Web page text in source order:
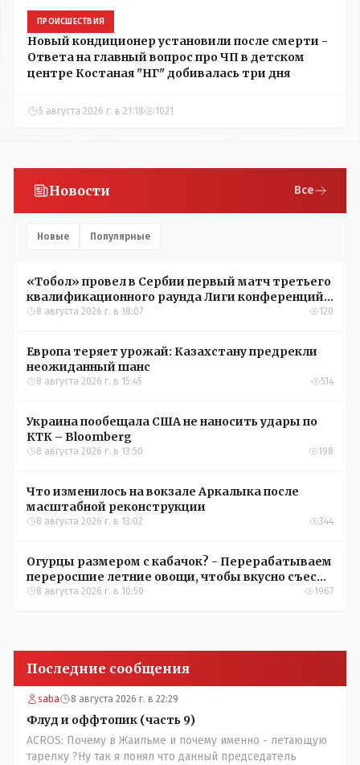
ПРОИСШЕСТВИЯ
Новый кондиционер установили после смерти -
Ответа на главный вопрос про ЧП в детском
центре Костаная "НГ" добивалась три дня
5 августа 2026 г. в 21:18 1021
Новости Все
Новые Популярные
«Тобол» провел в Сербии первый матч третьего
квалификационного раунда Лиги конференций
УЕФА
8 августа 2026 г. в 18:07 120
Европа теряет урожай: Казахстану предрекли
неожиданный шанс
8 августа 2026 г. в 15:45 514
Украина пообещала США не наносить удары по
КТК – Bloomberg
8 августа 2026 г. в 13:50 198
Что изменилось на вокзале Аркалыка после
масштабной реконструкции
8 августа 2026 г. в 13:02 344
Огурцы размером с кабачок? - Перерабатываем
переросшие летние овощи, чтобы вкусно съесть
зимой
8 августа 2026 г. в 10:50 1967
Последние сообщения
saba 8 августа 2026 г. в 22:29
Флуд и оффтопик (часть 9)
ACROS: Почему в Жаильме и почему именно - летающую
тарелку ?Ну так я понял что данный председатель